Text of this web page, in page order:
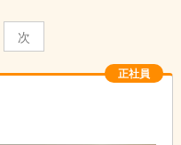
次
正社員